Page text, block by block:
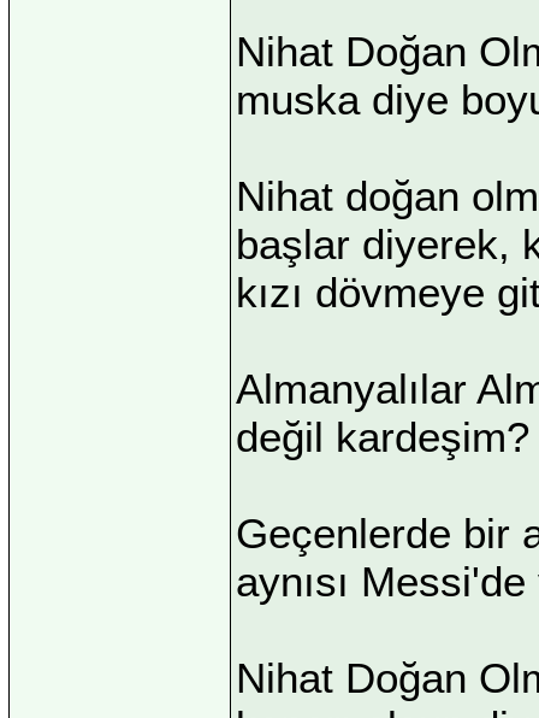
Nihat Doğan
muska diye
Nihat doğan
başlar diyerek,
kızı dövmeye
Almanyalılar
değil kardeşim?
Geçenlerde bir
aynısı
Nihat Doğan